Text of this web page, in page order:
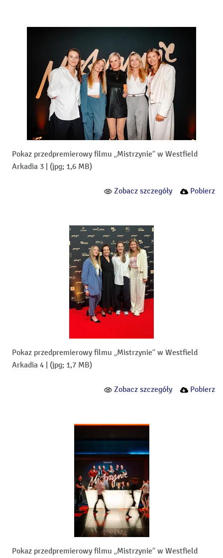
Pokaz przedpremierowy filmu „Mistrzynie” w Westfield
Arkadia 3
(jpg; 1,6 MB)
Zobacz szczegóły Pobierz
Pokaz przedpremierowy filmu „Mistrzynie” w Westfield
Arkadia 4
(jpg; 1,7 MB)
Zobacz szczegóły Pobierz
Pokaz przedpremierowy filmu „Mistrzynie” w Westfield